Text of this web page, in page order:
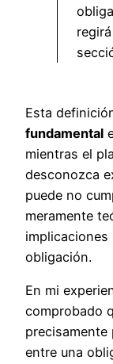
Esta
fundamental
mientras el
desconozca
puede no
meramente
implicaciones
obligación.
En mi
comprobado
entre una